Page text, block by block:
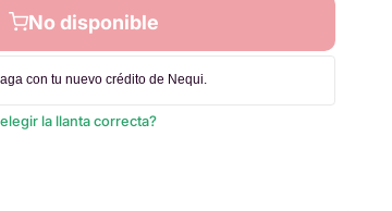
No disponible
con tu nuevo crédito de Nequi.
la llanta correcta?